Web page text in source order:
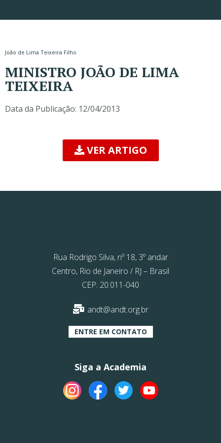
João de Lima Teixeira Filho
MINISTRO JOÃO DE LIMA
TEIXEIRA
Data da Publicação: 12/04/2013
VER ARTIGO
Rua Rodrigo Silva, nº 18, 3º andar
Centro, Rio de Janeiro / RJ – Brasil
CEP: 20.011-040
andt@andt.org.br
ENTRE EM CONTATO
Siga a Academia